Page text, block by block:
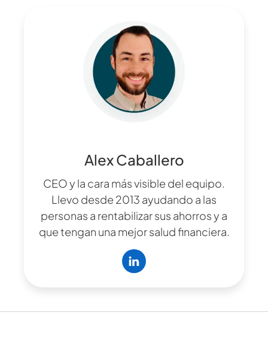
Alex Caballero
CEO y la cara más visible del equipo.
Llevo desde 2013 ayudando a las
personas a rentabilizar sus ahorros y a
que tengan una mejor salud financiera.